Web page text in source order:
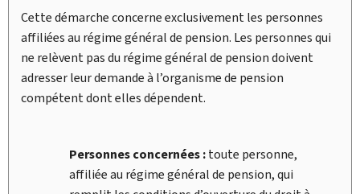
Cette démarche concerne exclusivement les personnes
affiliées au régime général de pension. Les personnes qui
ne relèvent pas du régime général de pension doivent
adresser leur demande à l’organisme de pension
compétent dont elles dépendent.
Personnes concernées :toute personne,
affiliée au régime général de pension, qui